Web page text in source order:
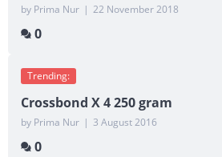
by Prima Nur | 22 November 2018
0
Trending:
Crossbond X 4 250 gram
by Prima Nur | 3 August 2016
0